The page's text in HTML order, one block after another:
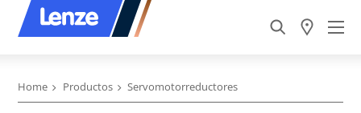
Home Productos Servomotorreductores